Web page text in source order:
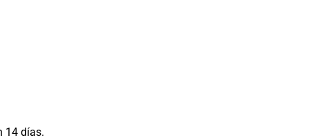
14 días.